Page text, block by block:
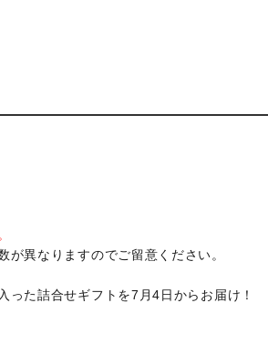
異なりますのでご留意ください。
た詰合せギフトを7月4日からお届け！